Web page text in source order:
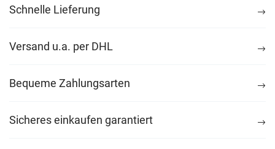
Schnelle Lieferung
Versand u.a. per DHL
Bequeme Zahlungsarten
Sicheres einkaufen garantiert